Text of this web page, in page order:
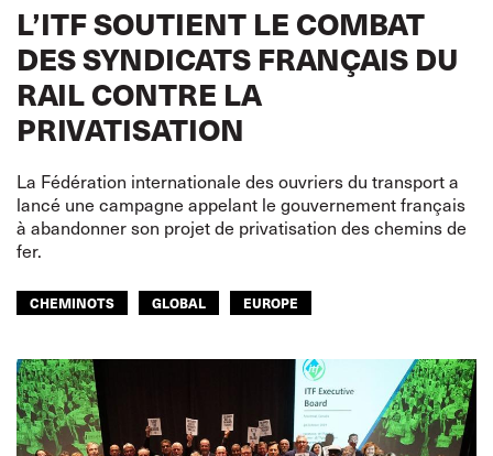
L’ITF SOUTIENT LE COMBAT
DES SYNDICATS FRANÇAIS DU
RAIL CONTRE LA
PRIVATISATION
La Fédération internationale des ouvriers du transport a
lancé une campagne appelant le gouvernement français
à abandonner son projet de privatisation des chemins de
fer.
CHEMINOTS GLOBAL EUROPE